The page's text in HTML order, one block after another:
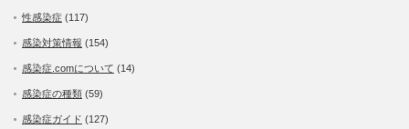
性感染症 (117)
感染対策情報 (154)
感染症.comについて (14)
感染症の種類 (59)
感染症ガイド (127)